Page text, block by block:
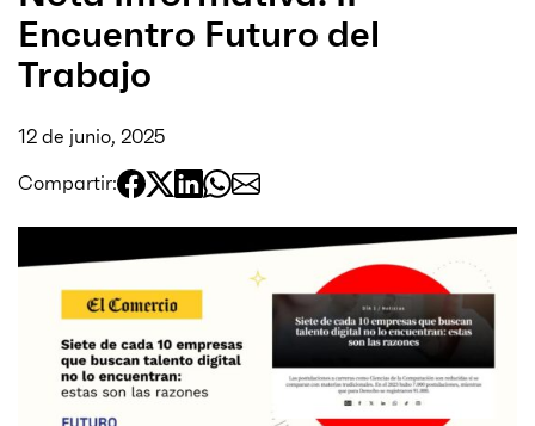
Encuentro Futuro del
Trabajo
12 de junio, 2025
Compartir: